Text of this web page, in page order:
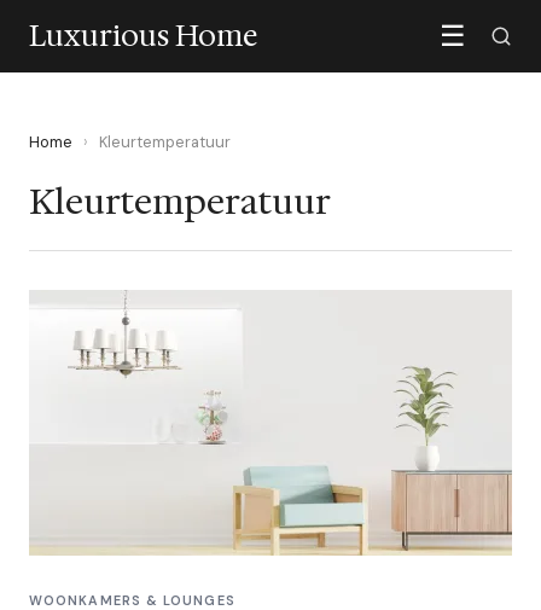
Luxurious Home ☰
Home › Kleurtemperatuur
Kleurtemperatuur
WOONKAMERS & LOUNGES